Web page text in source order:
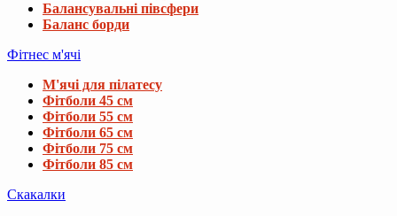
Балансувальні півсфери
Баланс борди
Фітнес м'ячі
М'ячі для пілатесу
Фітболи 45 см
Фітболи 55 см
Фітболи 65 см
Фітболи 75 см
Фітболи 85 см
Скакалки